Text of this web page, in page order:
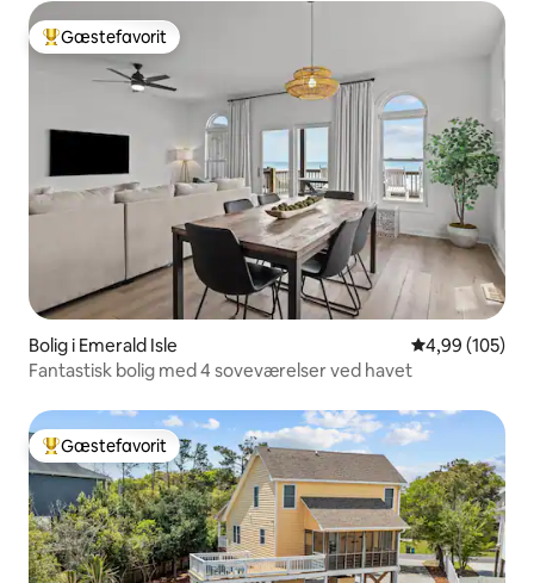
Bedste gæstefavorit
Gæstefavorit
Bolig i Emerald Isle 4,99 ud af 5 i
4,99 (105)
Fantastisk bolig med 4 soveværelser ved havet
Bedste gæstefavorit
Gæstefavorit